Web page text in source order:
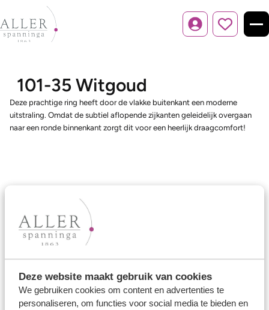
Deze website maakt gebruik van cookies
We gebruiken cookies om content en advertenties te
personaliseren, om functies voor social media te bieden en
Inloggen
101-35 Witgoud
Deze prachtige ring heeft door de vlakke buitenkant een moderne
uitstraling. Omdat de subtiel aflopende zijkanten geleidelijk overgaan
naar een ronde binnenkant zorgt dit voor een heerlijk draagcomfort!
Ons aanbod
Trouwringen
Verlovingsringen
Vriendschapsringen